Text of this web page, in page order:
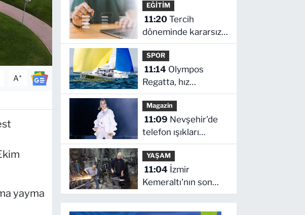
A+
yayma
EĞİTİM
11:20 Tercih
döneminde kararsız
kalan gençlere
bilimsel yol haritası...
Halen kararsızsanız
bu testi çözün!
SPOR
11:14
Regatta, hız
kesmeden devam
ediyor
Magazin
11:09
telefon ışıkları
Bengü'nün
şarkılarına eşlik etti
YAŞAM
11:04
Kemeraltı'nın son
ustaları direniyor...